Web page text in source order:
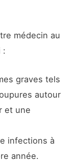
médecin au
:
graves tels
autour
et une
infections à
année.